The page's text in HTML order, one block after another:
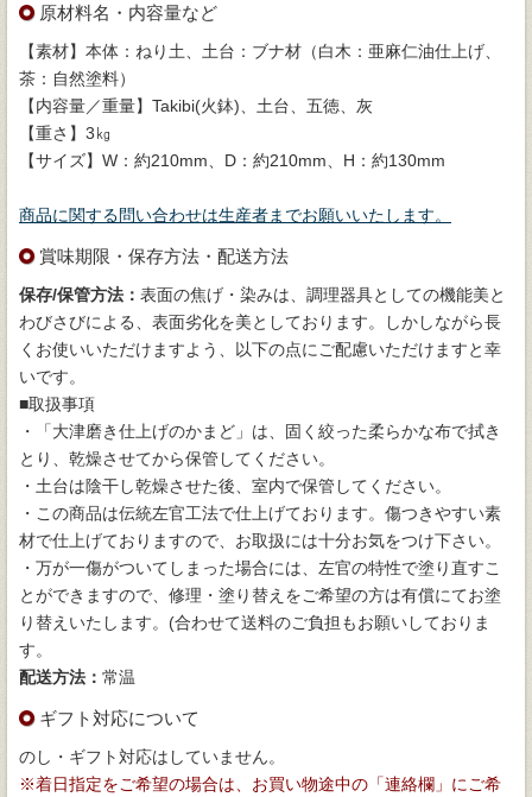
原材料名・内容量など
【素材】本体：ねり土、土台：ブナ材（白木：亜麻仁油仕上げ、
茶：自然塗料）
【内容量／重量】Takibi(火鉢)、土台、五徳、灰
【重さ】3㎏
【サイズ】W：約210mm、D：約210mm、H：約130mm
商品に関する問い合わせは生産者までお願いいたします。
賞味期限・保存方法・配送方法
保存/保管方法： 表面の焦げ・染みは、調理器具としての機能美と
わびさびによる、表面劣化を美としております。しかしながら長
くお使いいただけますよう、以下の点にご配慮いただけますと幸
いです。
■取扱事項
・「大津磨き仕上げのかまど」は、固く絞った柔らかな布で拭き
とり、乾燥させてから保管してください。
・土台は陰干し乾燥させた後、室内で保管してください。
・この商品は伝統左官工法で仕上げております。傷つきやすい素
材で仕上げておりますので、お取扱には十分お気をつけ下さい。
・万が一傷がついてしまった場合には、左官の特性で塗り直すこ
とができますので、修理・塗り替えをご希望の方は有償にてお塗
り替えいたします。(合わせて送料のご負担もお願いしておりま
す。
配送方法： 常温
ギフト対応について
のし・ギフト対応はしていません。
※着日指定をご希望の場合は、お買い物途中の「連絡欄」にご希